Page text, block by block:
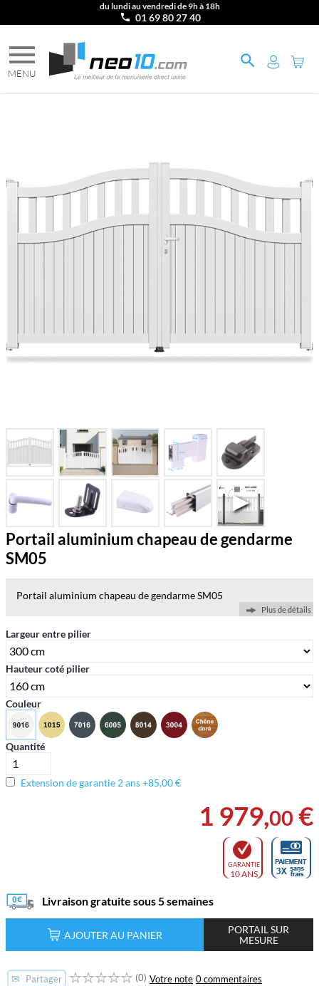
du lundi au vendredi de 9h à 18h
01 69 80 27 40
Portail aluminium chapeau de gendarme
SM05
Portail aluminium chapeau de gendarme SM05
Plus de détails
Largeur entre pilier
Hauteur coté pilier
Couleur
Quantité
Extension de garantie 2 ans +85,00 €
1 979,00 €
GARANTIE
10 ANS
Livraison gratuite sous 5 semaines
AJOUTER AU PANIER
PORTAIL SUR
MESURE
✉ Partager (0) Votre note 0 commentaires